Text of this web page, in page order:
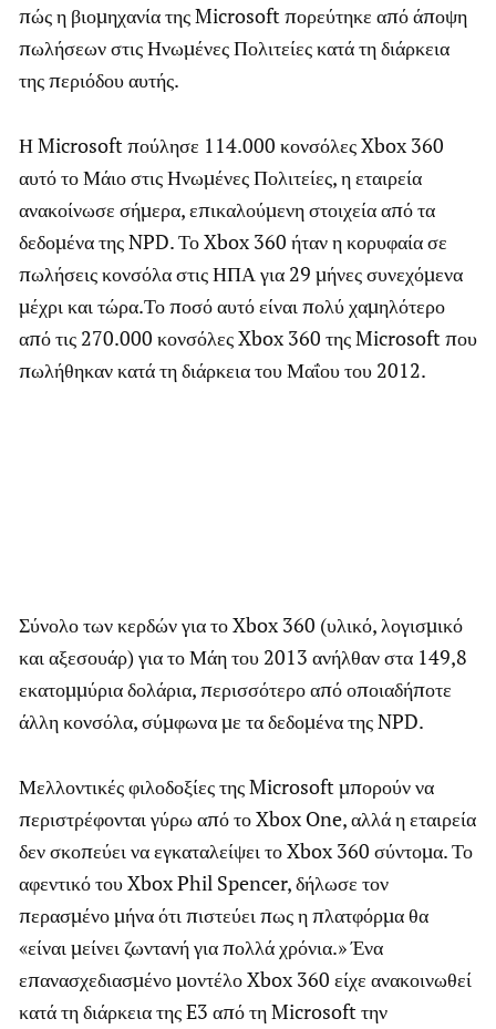
πώς η βιομηχανία της Microsoft πορεύτηκε από άποψη
πωλήσεων στις Ηνωμένες Πολιτείες κατά τη διάρκεια
της περιόδου αυτής.
Η Microsoft πούλησε 114.000 κονσόλες Xbox 360
αυτό το Μάιο στις Ηνωμένες Πολιτείες, η εταιρεία
ανακοίνωσε σήμερα, επικαλούμενη στοιχεία από τα
δεδομένα της NPD. Το Xbox 360 ήταν η κορυφαία σε
πωλήσεις κονσόλα στις ΗΠΑ για 29 μήνες συνεχόμενα
μέχρι και τώρα.Το ποσό αυτό είναι πολύ χαμηλότερο
από τις 270.000 κονσόλες Xbox 360 της Microsoft που
πωλήθηκαν κατά τη διάρκεια του Μαΐου του 2012.
Σύνολο των κερδών για το Xbox 360 (υλικό, λογισμικό
και αξεσουάρ) για το Μάη του 2013 ανήλθαν στα 149,8
εκατομμύρια δολάρια, περισσότερο από οποιαδήποτε
άλλη κονσόλα, σύμφωνα με τα δεδομένα της NPD.
Μελλοντικές φιλοδοξίες της Microsoft μπορούν να
περιστρέφονται γύρω από το Xbox One, αλλά η εταιρεία
δεν σκοπεύει να εγκαταλείψει το Xbox 360 σύντομα. Το
αφεντικό του Xbox Phil Spencer, δήλωσε τον
περασμένο μήνα ότι πιστεύει πως η πλατφόρμα θα
«είναι μείνει ζωντανή για πολλά χρόνια.» Ένα
επανασχεδιασμένο μοντέλο Xbox 360 είχε ανακοινωθεί
κατά τη διάρκεια της E3 από τη Microsoft την